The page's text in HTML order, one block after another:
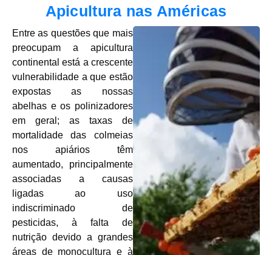
Apicultura nas Américas
Entre as questões que mais
preocupam a apicultura
continental está a crescente
vulnerabilidade a que estão
expostas as nossas
abelhas e os polinizadores
em geral; as taxas de
mortalidade das colmeias
nos apiários têm
aumentado, principalmente
associadas a causas
ligadas ao uso
indiscriminado de
pesticidas, à falta de
nutrição devido a grandes
áreas de monocultura e à